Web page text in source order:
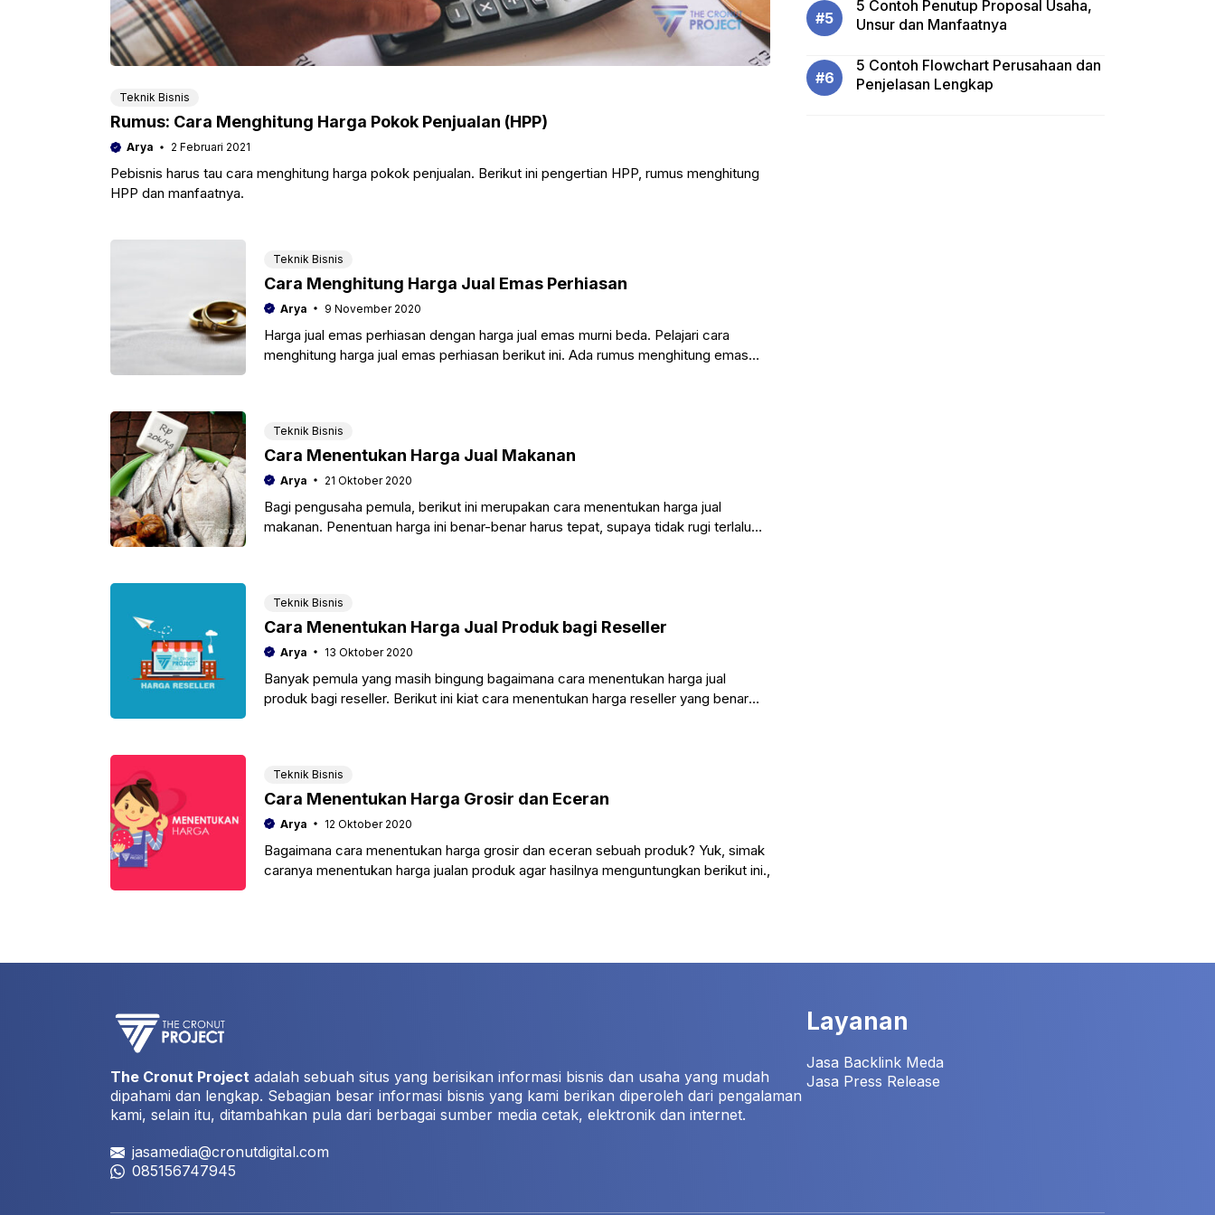
Teknik Bisnis
Rumus: Cara Menghitung Harga Pokok Penjualan (HPP)
Arya 2 Februari 2021
Pebisnis harus tau cara menghitung harga pokok penjualan. Berikut ini pengertian HPP, rumus menghitung
HPP dan manfaatnya.
Teknik Bisnis
Cara Menghitung Harga Jual Emas Perhiasan
Arya 9 November 2020
Harga jual emas perhiasan dengan harga jual emas murni beda. Pelajari cara
menghitung harga jual emas perhiasan berikut ini. Ada rumus menghitung emas
Teknik Bisnis
Cara Menentukan Harga Jual Makanan
Arya 21 Oktober 2020
Bagi pengusaha pemula, berikut ini merupakan cara menentukan harga jual
makanan. Penentuan harga ini benar-benar harus tepat, supaya tidak rugi terlalu
Teknik Bisnis
Cara Menentukan Harga Jual Produk bagi Reseller
Arya 13 Oktober 2020
Banyak pemula yang masih bingung bagaimana cara menentukan harga jual
produk bagi reseller. Berikut ini kiat cara menentukan harga reseller yang benar
Teknik Bisnis
Cara Menentukan Harga Grosir dan Eceran
Arya 12 Oktober 2020
Bagaimana cara menentukan harga grosir dan eceran sebuah produk? Yuk, simak
caranya menentukan harga jualan produk agar hasilnya menguntungkan berikut ini.,
5 Contoh Penutup Proposal Usaha,
Unsur dan Manfaatnya
5 Contoh Flowchart Perusahaan dan
Penjelasan Lengkap
The Cronut Project adalah sebuah situs yang berisikan informasi bisnis dan usaha yang mudah
dipahami dan lengkap. Sebagian besar informasi bisnis yang kami berikan diperoleh dari pengalaman
kami, selain itu, ditambahkan pula dari berbagai sumber media cetak, elektronik dan internet.
jasamedia@cronutdigital.com
085156747945
Layanan
Jasa Backlink Meda
Jasa Press Release